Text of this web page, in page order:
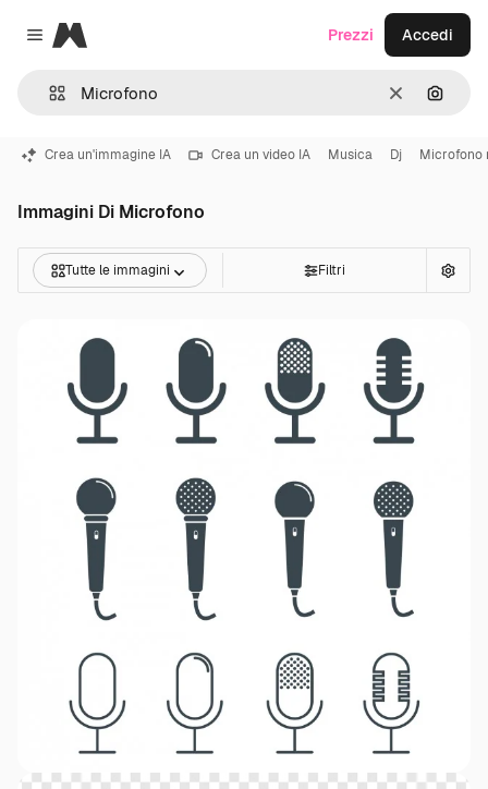
Close menu
Magnific
CancellaCerca
Prezzi Accedi
Crea un'immagine IA Crea un video IA Musica Dj Microfono
Immagini Di Microfono
Tutte le immagini Filtri